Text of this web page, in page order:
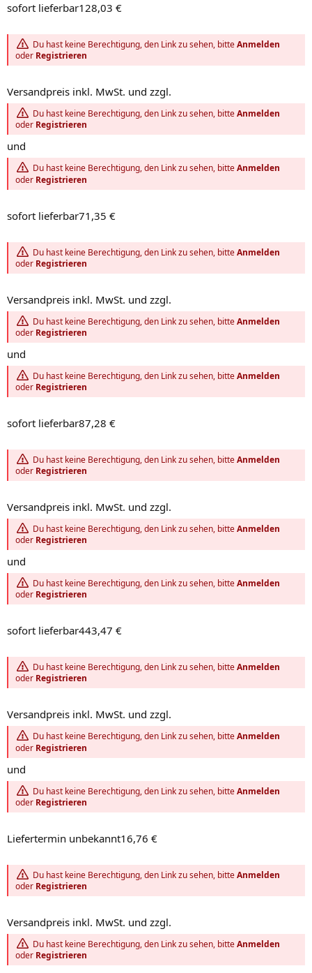
sofort lieferbar128,03 €
Du hast keine Berechtigung, den Link zu sehen, bitteAnmelden
oder Registrieren
Versandpreis inkl. MwSt. und zzgl.
Du hast keine Berechtigung, den Link zu sehen, bitteAnmelden
oder Registrieren
und
Du hast keine Berechtigung, den Link zu sehen, bitteAnmelden
oder Registrieren
sofort lieferbar71,35 €
Du hast keine Berechtigung, den Link zu sehen, bitteAnmelden
oder Registrieren
Versandpreis inkl. MwSt. und zzgl.
Du hast keine Berechtigung, den Link zu sehen, bitteAnmelden
oder Registrieren
und
Du hast keine Berechtigung, den Link zu sehen, bitteAnmelden
oder Registrieren
sofort lieferbar87,28 €
Du hast keine Berechtigung, den Link zu sehen, bitteAnmelden
oder Registrieren
Versandpreis inkl. MwSt. und zzgl.
Du hast keine Berechtigung, den Link zu sehen, bitteAnmelden
oder Registrieren
und
Du hast keine Berechtigung, den Link zu sehen, bitteAnmelden
oder Registrieren
sofort lieferbar443,47 €
Du hast keine Berechtigung, den Link zu sehen, bitteAnmelden
oder Registrieren
Versandpreis inkl. MwSt. und zzgl.
Du hast keine Berechtigung, den Link zu sehen, bitteAnmelden
oder Registrieren
und
Du hast keine Berechtigung, den Link zu sehen, bitteAnmelden
oder Registrieren
Liefertermin unbekannt16,76 €
Du hast keine Berechtigung, den Link zu sehen, bitteAnmelden
oder Registrieren
Versandpreis inkl. MwSt. und zzgl.
Du hast keine Berechtigung, den Link zu sehen, bitteAnmelden
oder Registrieren